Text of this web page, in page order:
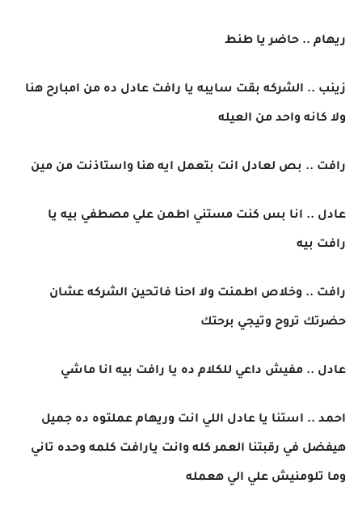
ريهام .. حاضر يا طنط
زينب .. الشركه بقت سايبه يا رافت عادل ده من امبارح هنا
ولا كانه واحد من العيله
رافت .. بص لعادل انت بتعمل ايه هنا واستاذنت من مين
عادل .. انا بس كنت مستني اطمن علي مصطفي بيه يا
رافت بيه
رافت .. وخلاص اطمنت ولا احنا فاتحين الشركه عشان
حضرتك تروح وتيجي برحتك
عادل .. مفيش داعي للكلام ده يا رافت بيه انا ماشي
احمد .. استنا يا عادل اللي انت وريهام عملتوه ده جميل
هيفضل في رقبتنا العمر كله وانت يارافت كلمه وحده تاني
وما تلومنيش علي الي هعمله